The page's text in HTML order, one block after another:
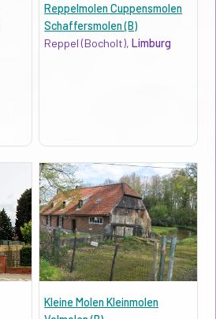
Reppelmolen Cuppensmolen
Schaffersmolen (B)
Reppel (Bocholt),Limburg
Kleine Molen Kleinmolen